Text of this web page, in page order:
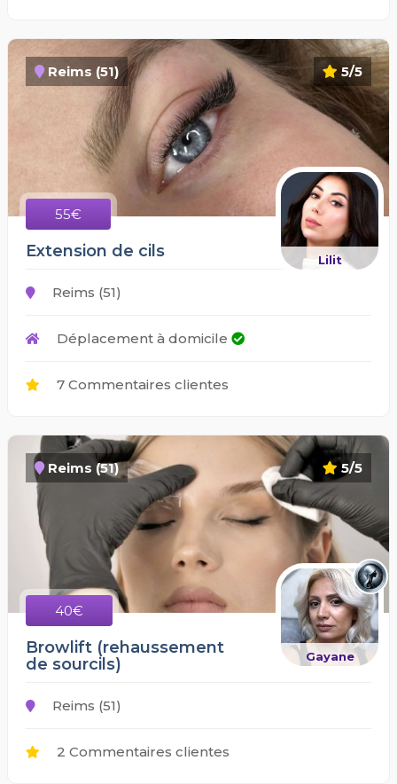
5/5
Reims (51)
55€
Lilit
Extension de cils
Reims (51)
Déplacement à domicile
7 Commentaires clientes
5/5
Reims (51)
40€
Gayane
Browlift (rehaussement
de sourcils)
Reims (51)
2 Commentaires clientes